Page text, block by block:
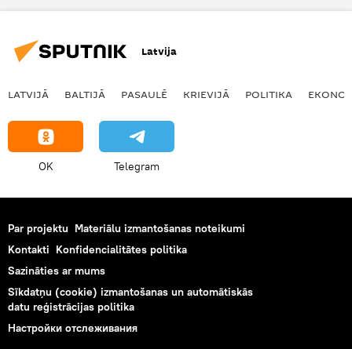
Latvija
LATVIJĀ BALTIJĀ PASAULĒ KRIEVIJĀ POLITIKA
OK Telegram
Par projektu Materiālu izmantošanas noteikumi
Kontakti Konfidencialitātes politika
Sazināties ar mums
Sīkdatņu (cookie) izmantošanas un automātiskās
datu reģistrācijas politika
Настройки отслеживания